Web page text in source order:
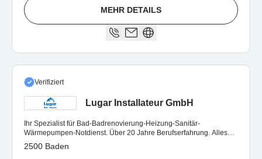
MEHR DETAILS
Verifiziert
Lugar Installateur GmbH
Ihr Spezialist für Bad-Badrenovierung-Heizung-Sanitär-
Wärmepumpen-Notdienst. Über 20 Jahre Berufserfahrung. Alles
aus einer Hand.
2500 Baden